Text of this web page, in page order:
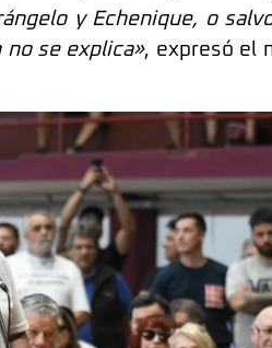
y Echenique, o
no se explica», expresó el